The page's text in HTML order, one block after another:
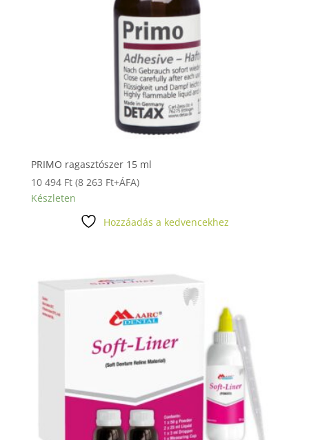
PRIMO ragasztószer 15 ml
10 494 Ft (8 263 Ft+ÁFA)
Készleten
Hozzáadás a kedvencekhez